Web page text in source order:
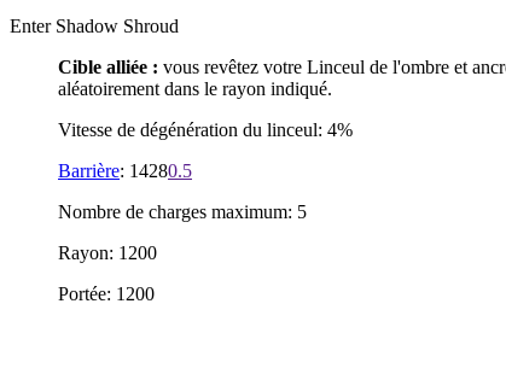
Enter Shadow Shroud
Cible alliée : vous revêtez votre Linceul de l'ombre et
aléatoirement dans le rayon indiqué.
Vitesse de dégénération du linceul: 4%
Barrière: 14280.5
Nombre de charges maximum: 5
Rayon: 1200
Portée: 1200